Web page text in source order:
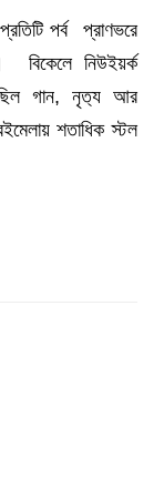
পর্ব প্রাণভরে
নিউইয়র্ক
ছিল গান, নৃত‍্য আর
শতাধিক স্টল